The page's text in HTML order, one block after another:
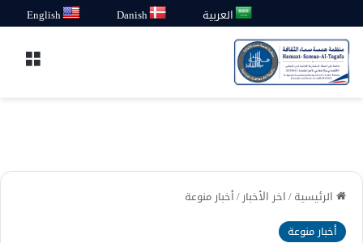
العربية Danish
English
الرئيسية/اخر الأخبار/أخبار منوعة
أخبار منوعة